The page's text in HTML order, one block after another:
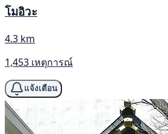
โมอิวะ
4.3 km
1,453 เหตุการณ์
แจ้งเตือน